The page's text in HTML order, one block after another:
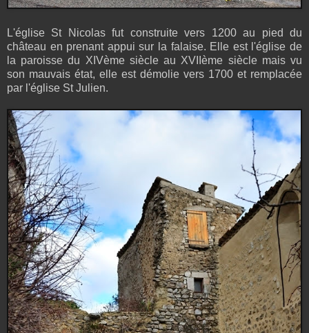
L'église St Nicolas fut construite vers 1200 au pied du
château en prenant appui sur la falaise. Elle est l'église de
la paroisse du XIVème siècle au XVIIème siècle mais vu
son mauvais état, elle est démolie vers 1700 et remplacée
par l'église St Julien.